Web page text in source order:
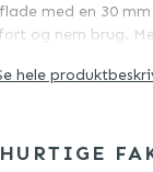
med en 30
og nem brug.
tilpasselig og
hele
HURTIGE